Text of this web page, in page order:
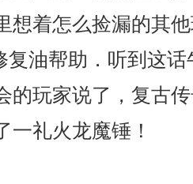
着怎么捡漏的其他
复油帮助．听到这
的玩家说了，复古
礼火龙魔锤！